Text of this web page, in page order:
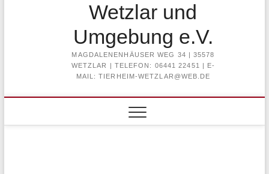
Wetzlar und
Umgebung e.V.
MAGDALENENHÄUSER WEG 34 | 35578
WETZLAR | TELEFON: 06441 22451 | E-
MAIL: TIERHEIM-WETZLAR@WEB.DE